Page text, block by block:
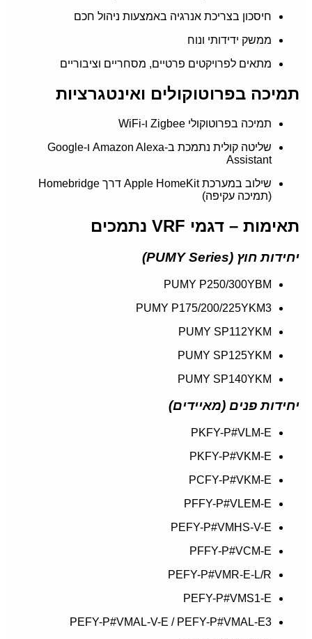
חיסכון בצריכת אנרגיה באמצעות ניהול חכם
ממשק ידידותי ונוח
מתאים לפרויקטים פרטיים, מסחריים וציבוריים
תמיכה בפרוטוקולים ואינטגרציות
תמיכה בפרוטוקולי Zigbee ו-WiFi
שליטה קולית נתמכת ב-Amazon Alexa ו-Google
Assistant
שילוב במערכת Apple HomeKit דרך Homebridge
(תמיכה עקיפה)
תאימות – דגמי VRF נתמכים
יחידות חוץ (PUMY Series)
PUMY P250/300YBM
PUMY P175/200/225YKM3
PUMY SP112YKM
PUMY SP125YKM
PUMY SP140YKM
יחידות פנים (מאיידים)
PKFY-P#VLM-E
PKFY-P#VKM-E
PCFY-P#VKM-E
PFFY-P#VLEM-E
PEFY-P#VMHS-V-E
PFFY-P#VCM-E
PEFY-P#VMR-E-L/R
PEFY-P#VMS1-E
PEFY-P#VMAL-V-E / PEFY-P#VMAL-E3